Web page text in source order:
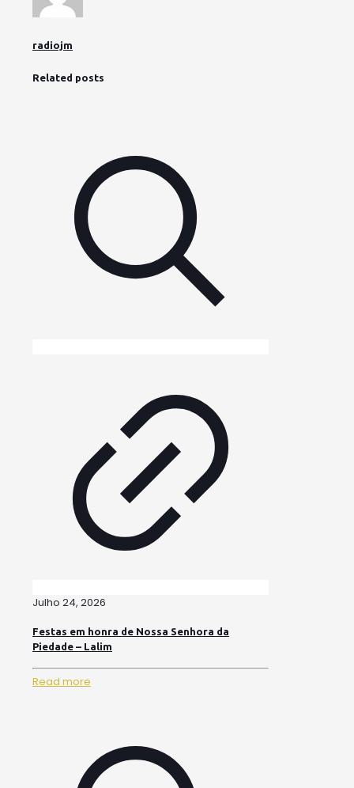
radiojm
Related posts
Julho 24, 2026
Festas em honra de Nossa Senhora da
Piedade – Lalim
Read more